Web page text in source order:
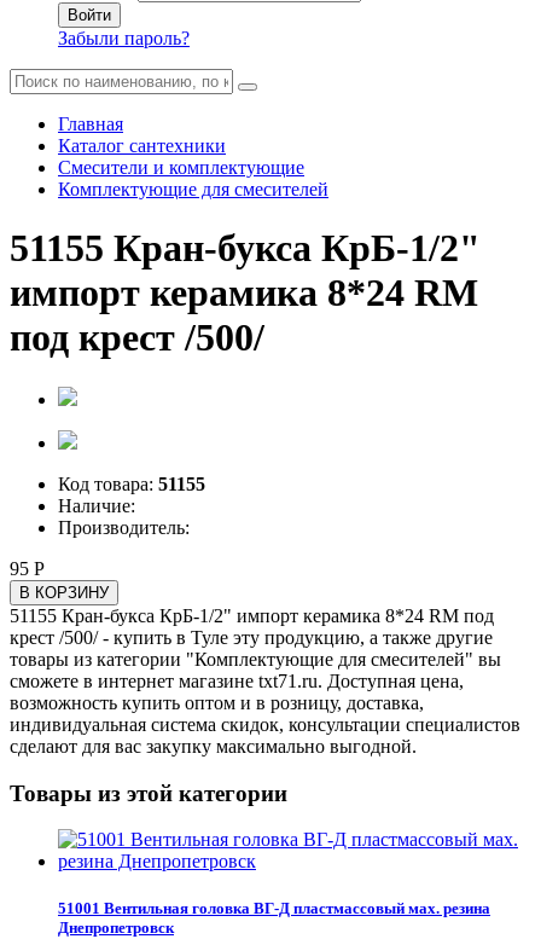
Войти
Забыли пароль?
Главная
Каталог сантехники
Смесители и комплектующие
Комплектующие для смесителей
51155 Кран-букса КрБ-1/2"
импорт керамика 8*24 RM
под крест /500/
Код товара: 51155
Наличие:
Производитель:
95 Р
В КОРЗИНУ
51155 Кран-букса КрБ-1/2" импорт керамика 8*24 RM под
крест /500/ - купить в Туле эту продукцию, а также другие
товары из категории "Комплектующие для смесителей" вы
сможете в интернет магазине txt71.ru. Доступная цена,
возможность купить оптом и в розницу, доставка,
индивидуальная система скидок, консультации специалистов
сделают для вас закупку максимально выгодной.
Товары из этой категории
51001 Вентильная головка ВГ-Д пластмассовый мах. резина
Днепропетровск